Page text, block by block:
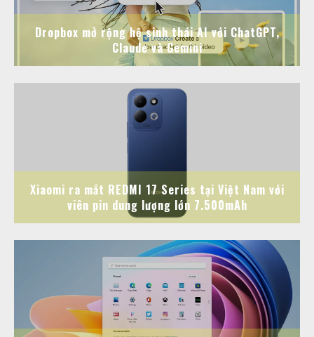
Dropbox mở rộng hệ sinh thái AI với ChatGPT,
Claude và Gemini
Xiaomi ra mắt REDMI 17 Series tại Việt Nam với
viên pin dung lượng lớn 7.500mAh